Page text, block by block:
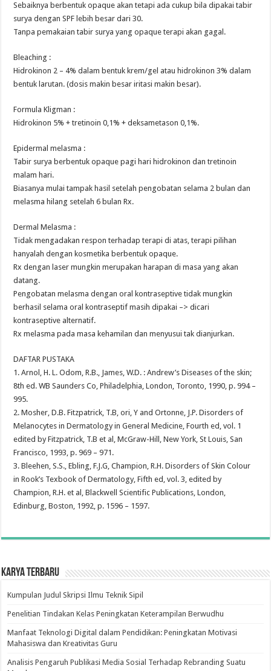
Sebaiknya berbentuk opaque akan tetapi ada cukup bila dipakai tabir
surya dengan SPF lebih besar dari 30.
Tanpa pemakaian tabir surya yang opaque terapi akan gagal.
Bleaching :
Hidrokinon 2 – 4% dalam bentuk krem/gel atau hidrokinon 3% dalam
bentuk larutan. (dosis makin besar iritasi makin besar).
Formula Kligman :
Hidrokinon 5% + tretinoin 0,1% + deksametason 0,1%.
Epidermal melasma :
Tabir surya berbentuk opaque pagi hari hidrokinon dan tretinoin
malam hari.
Biasanya mulai tampak hasil setelah pengobatan selama 2 bulan dan
melasma hilang setelah 6 bulan Rx.
Dermal Melasma :
Tidak mengadakan respon terhadap terapi di atas, terapi pilihan
hanyalah dengan kosmetika berbentuk opaque.
Rx dengan laser mungkin merupakan harapan di masa yang akan
datang.
Pengobatan melasma dengan oral kontraseptive tidak mungkin
berhasil selama oral kontraseptif masih dipakai –> dicari
kontraseptive alternatif.
Rx melasma pada masa kehamilan dan menyusui tak dianjurkan.
DAFTAR PUSTAKA
1. Arnol, H. L. Odom, R.B., James, W.D. : Andrew’s Diseases of the skin;
8th ed. WB Saunders Co, Philadelphia, London, Toronto, 1990, p. 994 –
995.
2. Mosher, D.B. Fitzpatrick, T.B, ori, Y and Ortonne, J.P. Disorders of
Melanocytes in Dermatology in General Medicine, Fourth ed, vol. 1
edited by Fitzpatrick, T.B et al, McGraw-Hill, New York, St Louis, San
Francisco, 1993, p. 969 – 971.
3. Bleehen, S.S., Ebling, F.J.G, Champion, R.H. Disorders of Skin Colour
in Rook’s Texbook of Dermatology, Fifth ed, vol. 3, edited by
Champion, R.H. et al, Blackwell Scientific Publications, London,
Edinburg, Boston, 1992, p. 1596 – 1597.
Karya Terbaru
Kumpulan Judul Skripsi Ilmu Teknik Sipil
Penelitian Tindakan Kelas Peningkatan Keterampilan Berwudhu
Manfaat Teknologi Digital dalam Pendidikan: Peningkatan Motivasi
Mahasiswa dan Kreativitas Guru
Analisis Pengaruh Publikasi Media Sosial Terhadap Rebranding Suatu